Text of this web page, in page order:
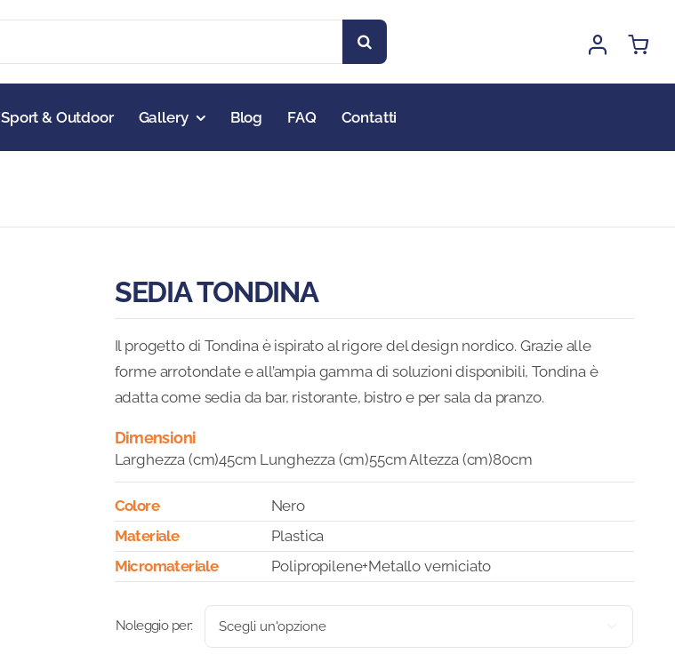
Sport & Outdoor Gallery Blog FAQ Contatti
SEDIA TONDINA
Il progetto di Tondina è ispirato al rigore del design nordico. Grazie alle
forme arrotondate e all’ampia gamma di soluzioni disponibili, Tondina è
adatta come sedia da bar, ristorante, bistro e per sala da pranzo.
Dimensioni
Larghezza (cm)45cm Lunghezza (cm)55cm Altezza (cm)80cm
Colore
Nero
Materiale
Plastica
Micromateriale
Polipropilene+Metallo verniciato
Noleggio per: